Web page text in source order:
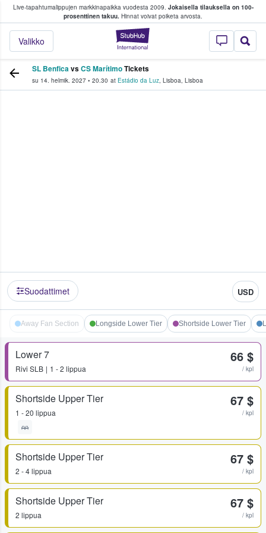
Live-tapahtumalippujen markkinapaikka vuodesta 2009. Jokaisella tilauksella on 100-
prosenttinen takuu. Hinnat voivat poiketa arvosta.
StubHub -
Valikko
fanit ostavat ja myyvät lippuja
SL BenficavsCS MarítimoTickets
su 14. helmik. 2027 • 20.30 at Estádio da Luz, Lisboa, Lisboa
Suodattimet USD
Away Fan Section Longside Lower Tier Shortside Lower Tier
Lower 7
Rivi SLB 1 - 2 lippua
66 $
/ kpl
Shortside Upper Tier
1 - 20 lippua
67 $
/ kpl
Shortside Upper Tier
2 - 4 lippua
67 $
/ kpl
Shortside Upper Tier
2 lippua
67 $
/ kpl